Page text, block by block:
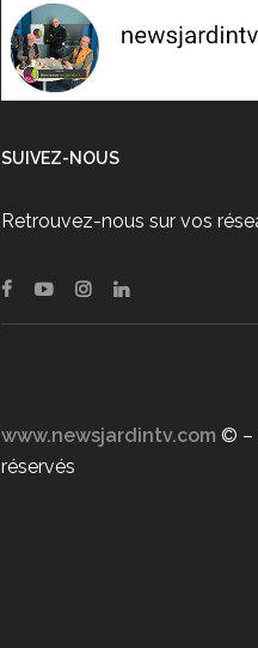
SUIVEZ-NOUS
Retrouvez-nous sur vos
www.newsjardintv.com © –
réservés